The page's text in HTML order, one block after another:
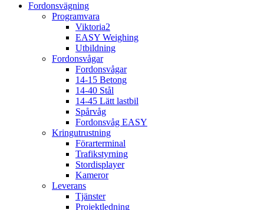
Fordonsvägning
Programvara
Viktoria2
EASY Weighing
Utbildning
Fordonsvågar
Fordonsvågar
14-15 Betong
14-40 Stål
14-45 Lätt lastbil
Spårvåg
Fordonsvåg EASY
Kringutrustning
Förarterminal
Trafikstyrning
Stordisplayer
Kameror
Leverans
Tjänster
Projektledning